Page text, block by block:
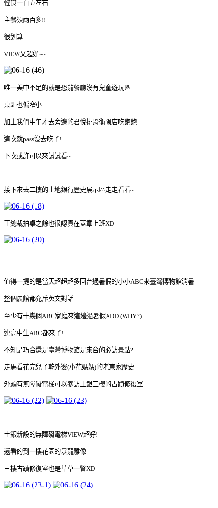
輕食一百五左右
主餐類兩百多!!
很划算
VIEW又超好~~
唯一美中不足的就是恐龍餐廳沒有兒童遊玩區
桌距也偏窄小
加上我們中午才去旁邊的君悅排骨衡陽店吃飽飽
這次就pass沒去吃了!
下次或許可以來試試看~
接下來去二樓的土地銀行歷史展示區走走看看~
王總裁拍桌之餘也很認真在蓋章上班XD
值得一提的是當天超超超多回台過暑假的小小ABC來臺灣博物館消暑
整個展館都充斥英文對話
至少有十幾個ABC家庭來這邊過暑假XDD (WHY?)
連高中生ABC都來了!
不知是巧合還是臺灣博物館是來台的必訪景點?
走馬看花完兒子乾外婆(小花媽媽)的老東家歷史
外頭有無障礙電梯可以參訪土銀三樓的古蹟修復室
土銀新設的無障礙電梯VIEW超好!
還看的到一樓花園的暴龍雕像
三樓古蹟修復室也是草草一瞥XD